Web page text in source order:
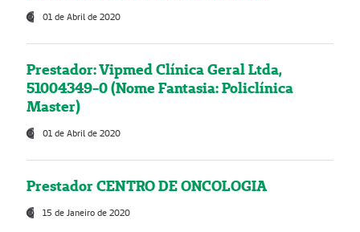
01 de Abril de 2020
Prestador: Vipmed Clínica Geral Ltda,
51004349-0 (Nome Fantasia: Policlínica
Master)
01 de Abril de 2020
Prestador CENTRO DE ONCOLOGIA
15 de Janeiro de 2020